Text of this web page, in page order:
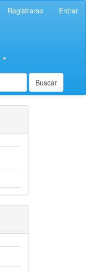
Registrarse Entrar
Buscar